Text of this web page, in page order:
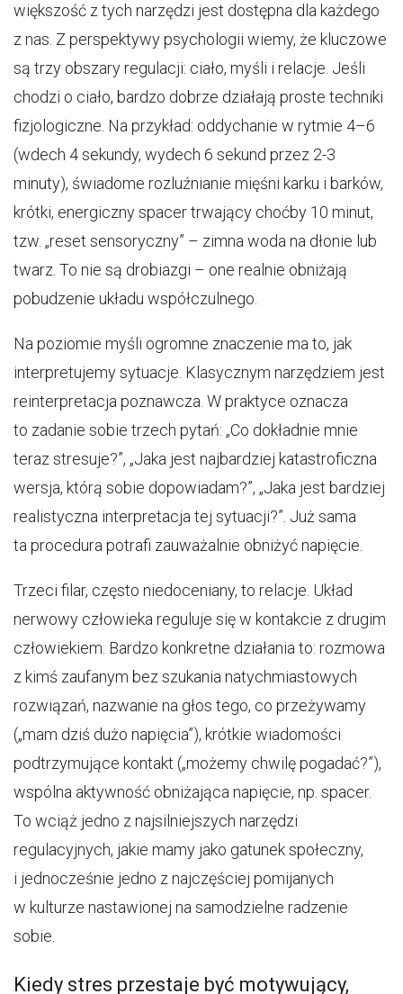
większość z tych narzędzi jest dostępna dla każdego
z nas. Z perspektywy psychologii wiemy, że kluczowe
są trzy obszary regulacji: ciało, myśli i relacje. Jeśli
chodzi o ciało, bardzo dobrze działają proste techniki
fizjologiczne. Na przykład: oddychanie w rytmie 4–6
(wdech 4 sekundy, wydech 6 sekund przez 2-3
minuty), świadome rozluźnianie mięśni karku i barków,
krótki, energiczny spacer trwający choćby 10 minut,
tzw. „reset sensoryczny” – zimna woda na dłonie lub
twarz. To nie są drobiazgi – one realnie obniżają
pobudzenie układu współczulnego.
Na poziomie myśli ogromne znaczenie ma to, jak
interpretujemy sytuacje. Klasycznym narzędziem jest
reinterpretacja poznawcza. W praktyce oznacza
to zadanie sobie trzech pytań: „Co dokładnie mnie
teraz stresuje?”, „Jaka jest najbardziej katastroficzna
wersja, którą sobie dopowiadam?”, „Jaka jest bardziej
realistyczna interpretacja tej sytuacji?”. Już sama
ta procedura potrafi zauważalnie obniżyć napięcie.
Trzeci filar, często niedoceniany, to relacje. Układ
nerwowy człowieka reguluje się w kontakcie z drugim
człowiekiem. Bardzo konkretne działania to: rozmowa
z kimś zaufanym bez szukania natychmiastowych
rozwiązań, nazwanie na głos tego, co przeżywamy
(„mam dziś dużo napięcia”), krótkie wiadomości
podtrzymujące kontakt („możemy chwilę pogadać?”),
wspólna aktywność obniżająca napięcie, np. spacer.
To wciąż jedno z najsilniejszych narzędzi
regulacyjnych, jakie mamy jako gatunek społeczny,
i jednocześnie jedno z najczęściej pomijanych
w kulturze nastawionej na samodzielne radzenie
sobie.
Kiedy stres przestaje być motywujący,